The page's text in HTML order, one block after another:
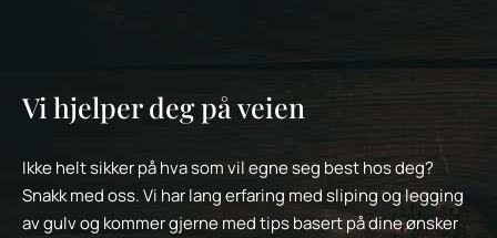
Vi hjelper deg på veien
Ikke helt sikker på hva som vil egne seg best hos deg?
Snakk med oss. Vi har lang erfaring med sliping og legging
av gulv og kommer gjerne med tips basert på dine ønsker